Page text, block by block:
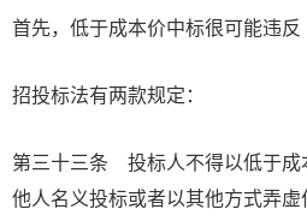
首先，低于成本价中标很可能违反
招投标法有两款规定：
第三十三条 投标人不得以低于成
他人名义投标或者以其他方式弄虚